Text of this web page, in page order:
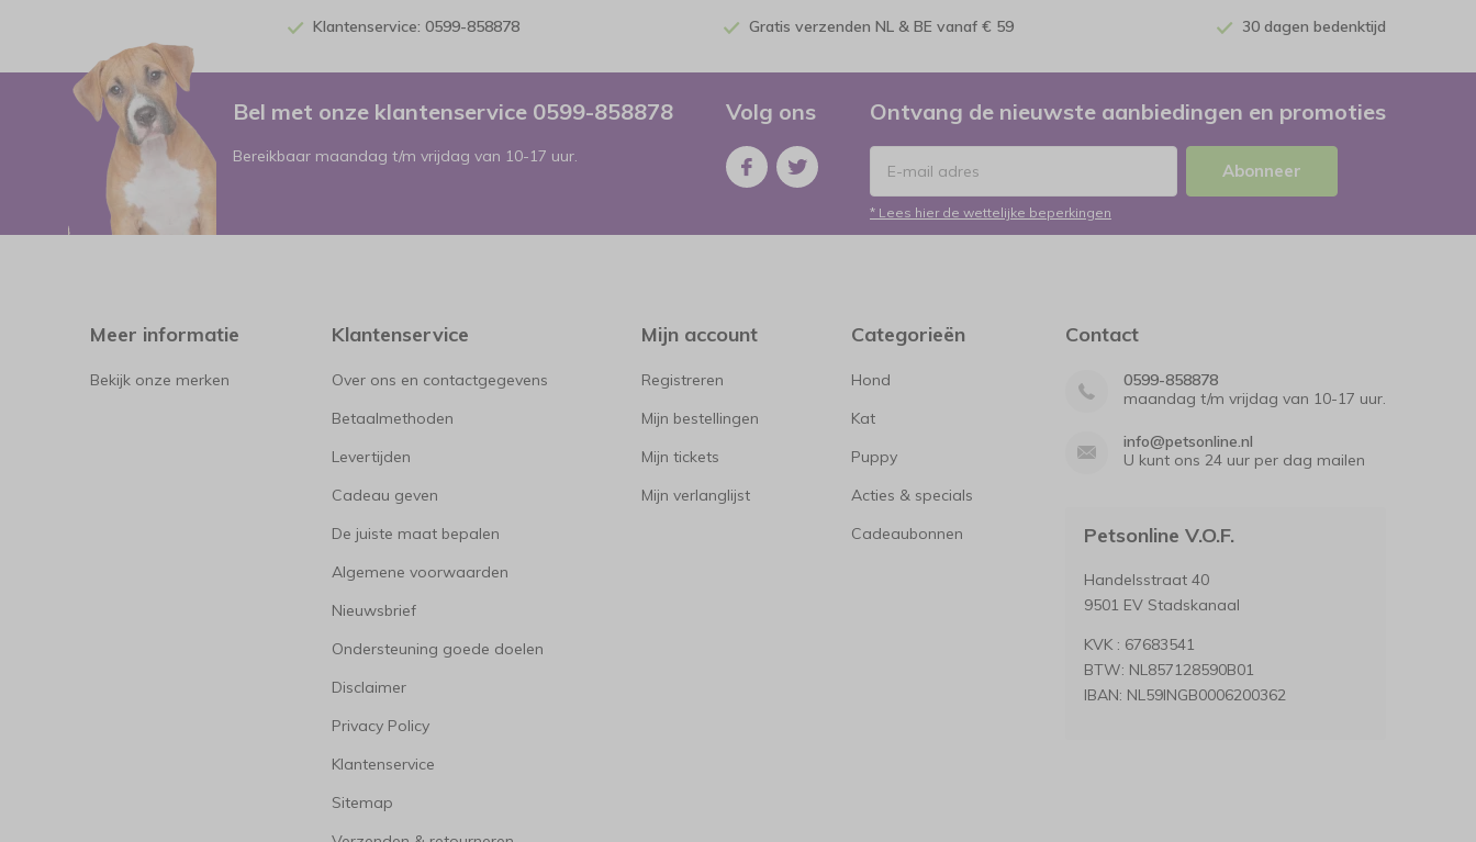
Klantenservice: 0599-858878 Gratis verzenden NL & BE vanaf € 59 30 dagen bedenktijd
Bel met onze klantenservice 0599-858878
Bereikbaar maandag t/m vrijdag van 10-17 uur.
Volg ons Ontvang de nieuwste aanbiedingen en promoties
Abonneer
* Lees hier de wettelijke beperkingen
Meer informatie
Bekijk onze merken
Klantenservice
Over ons en contactgegevens
Betaalmethoden
Levertijden
Cadeau geven
De juiste maat bepalen
Algemene voorwaarden
Nieuwsbrief
Ondersteuning goede doelen
Disclaimer
Privacy Policy
Klantenservice
Sitemap
Mijn account
Registreren
Mijn bestellingen
Mijn tickets
Mijn verlanglijst
Categorieën
Hond
Kat
Puppy
Acties & specials
Cadeaubonnen
Contact
0599-858878
maandag t/m vrijdag van 10-17 uur.
info@petsonline.nl
U kunt ons 24 uur per dag mailen
Petsonline V.O.F.
Handelsstraat 40
9501 EV Stadskanaal
KVK : 67683541
BTW: NL857128590B01
IBAN: NL59INGB0006200362